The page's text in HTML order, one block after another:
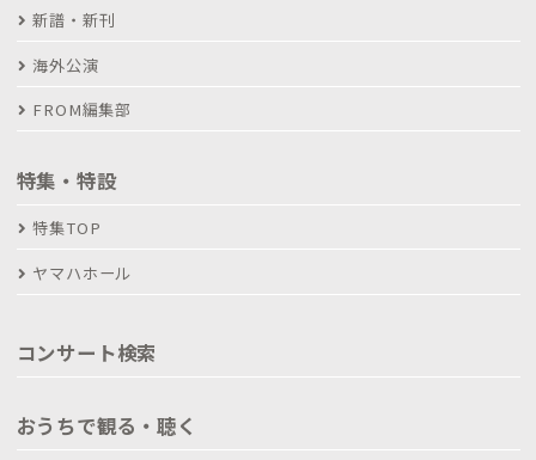
新譜・新刊
海外公演
FROM編集部
特集・特設
特集TOP
ヤマハホール
コンサート検索
おうちで観る・聴く